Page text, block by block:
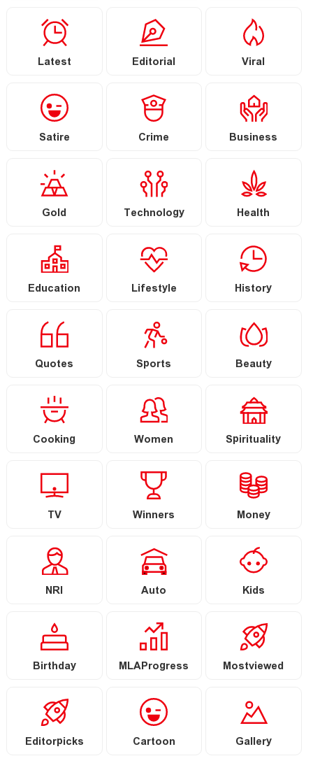
Latest Editorial Viral
Satire Crime Business
Gold Technology Health
Education Lifestyle History
Quotes Sports Beauty
Cooking Women Spirituality
TV Winners Money
NRI Auto Kids
Birthday MLAProgress Mostviewed
Editorpicks Cartoon Gallery